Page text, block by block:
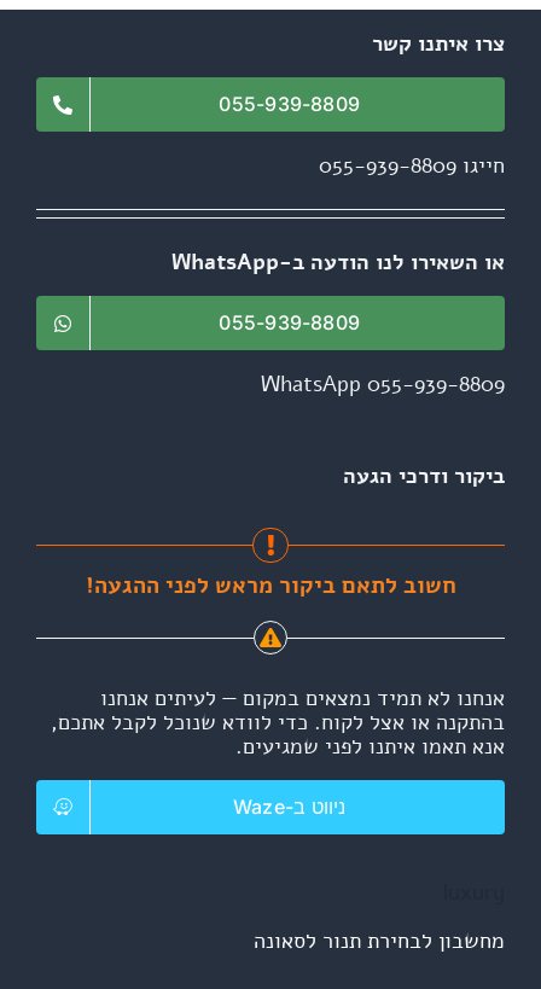
צרו איתנו קשר
055-939-8809
חייגו 055-939-8809
או השאירו לנו הודעה ב-WhatsApp
055-939-8809
WhatsApp 055-939-8809
ביקור ודרכי הגעה
חשוב לתאם ביקור מראש לפני ההגעה!
אנחנו לא תמיד נמצאים במקום — לעיתים אנחנו
בהתקנה או אצל לקוח. כדי לוודא שנוכל לקבל אתכם,
אנא תאמו איתנו לפני שמגיעים.
ניווט ב-Waze
מחשבון לבחירת תנור לסאונה